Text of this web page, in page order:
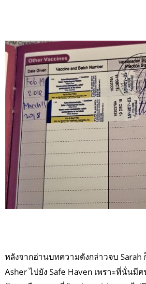
หลังจากอ่านบทความดังกล่าวจบ Sarah
Asher ไปยัง Safe Haven เพราะที่นั่นมี